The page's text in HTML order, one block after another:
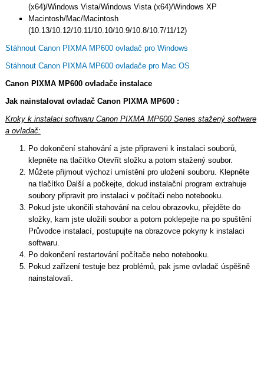
(x64)/Windows Vista/Windows Vista (x64)/Windows XP
Macintosh/Mac/Macintosh
(10.13/10.12/10.11/10.10/10.9/10.8/10.7/11/12)
Stáhnout Canon PIXMA MP600 ovladač pro Windows
Stáhnout Canon PIXMA MP600 ovladače pro Mac OS
Canon PIXMA MP600 ovladače instalace
Jak nainstalovat ovladač Canon PIXMA MP600 :
Kroky k instalaci softwaru Canon PIXMA MP600 Series stažený software
a ovladač:
Po dokončení stahování a jste připraveni k instalaci souborů,
klepněte na tlačítko Otevřít složku a potom stažený soubor.
Můžete přijmout výchozí umístění pro uložení souboru. Klepněte
na tlačítko Další a počkejte, dokud instalační program extrahuje
soubory připravit pro instalaci v počítači nebo notebooku.
Pokud jste ukončili stahování na celou obrazovku, přejděte do
složky, kam jste uložili soubor a potom poklepejte na po spuštění
Průvodce instalací, postupujte na obrazovce pokyny k instalaci
softwaru.
Po dokončení restartování počítače nebo notebooku.
Pokud zařízení testuje bez problémů, pak jsme ovladač úspěšně
nainstalovali.